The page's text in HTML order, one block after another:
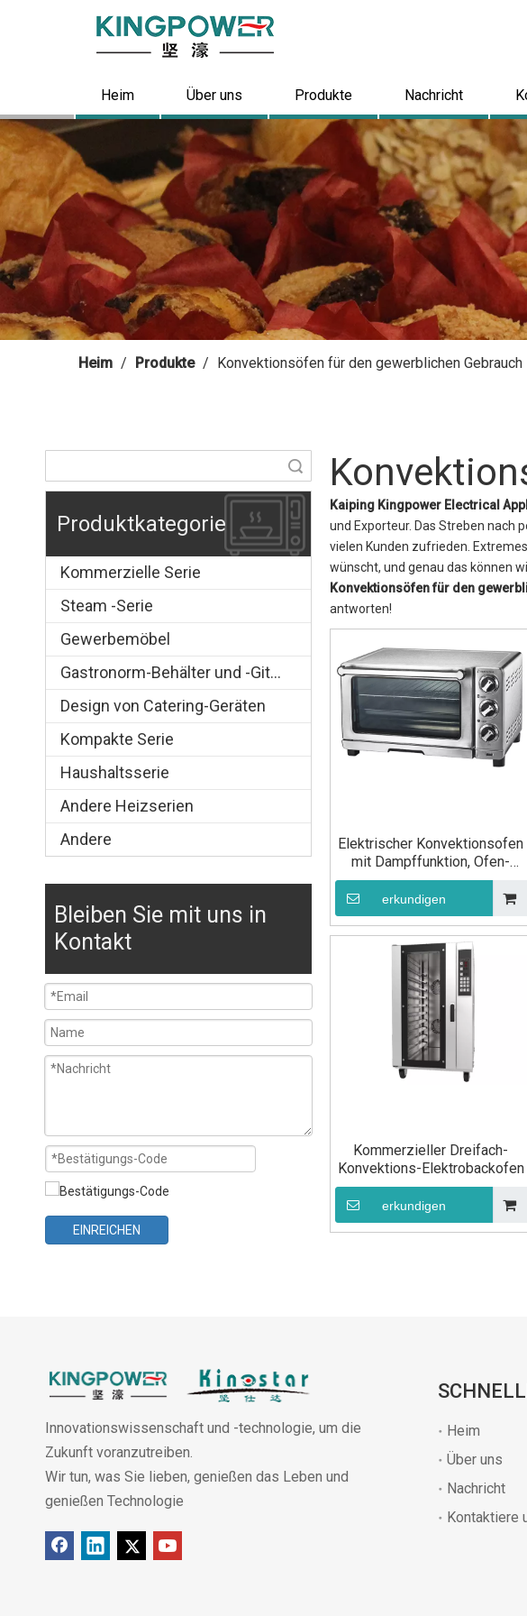
Heim Über uns Produkte Nachricht
Heim / Produkte / Konvektionsöfen für den gewerblichen Gebrauch
Produktkategorie
Kommerzielle Serie
Steam -Serie
Gewerbemöbel
Gastronorm-Behälter und -Gitter
Design von Catering-Geräten
Kompakte Serie
Haushaltsserie
Andere Heizserien
Andere
Bleiben Sie mit uns in
Kontakt
EINREICHEN
Kaiping Kingpower Electrical
und Exporteur. Das Streben nach
vielen Kunden zufrieden.
wünscht, und genau das können
Konvektionsöfen für den
antworten!
Elektrischer Konvektionsofen
mit Dampffunktion, Ofen-
Backausrüstung
erkundigen
Kommerzieller Dreifach-
Konvektions-Elektrobackofen
erkundigen
Innovationswissenschaft und -technologie, um die
Zukunft voranzutreiben.
Wir tun, was Sie lieben, genießen das Leben und
genießen Technologie
Heim
Über uns
Nachricht
Kontaktiere